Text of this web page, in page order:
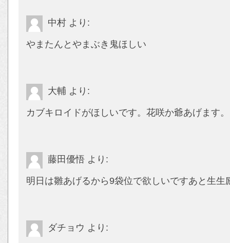
中村 より:
やまたんとやまぶき鬼ほしい
大輔 より:
カブキロイドがほしいです。花咲か爺あげます。
藤田優悟 より:
明日は雛あげるから9袋位で欲しいですあと生生
ダチョウ より: